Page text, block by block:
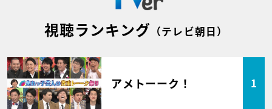
視聴ランキング （テレビ朝日）
アメトーーク！ 1